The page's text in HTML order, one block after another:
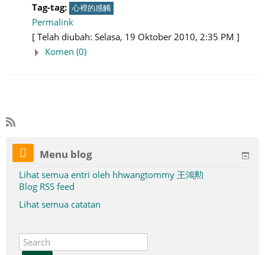
Tag-tag: 心裡的感觸
Permalink
[ Telah diubah: Selasa, 19 Oktober 2010, 2:35 PM ]
Komen (0)
Menu blog
Lihat semua entri oleh hhwangtommy 王鴻勲
Blog RSS feed
Lihat semua catatan
S